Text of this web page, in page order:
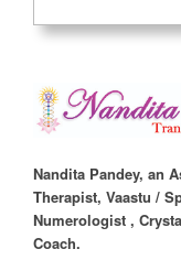
Nandita Pandey, an
Therapist, Vaastu /
Numerologist ,
Coach.